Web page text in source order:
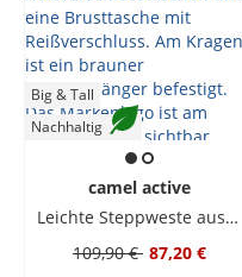
Big & Tall
Nachhaltig
camel active
Leichte Steppweste aus recycelten Materialien
109,90 € 87,20 €